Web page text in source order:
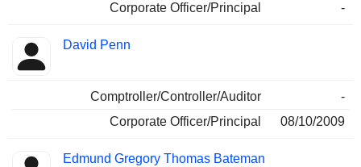
Corporate Officer/Principal -
David Penn
Comptroller/Controller/Auditor
-
Corporate Officer/Principal
08/10/2009
Edmund Gregory Thomas Bateman